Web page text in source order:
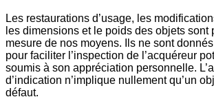
Les restaurations d’usage, les
les dimensions et le poids des objets sont
mesure de nos moyens. Ils ne sont
pour faciliter l’inspection de l’acquéreur
soumis à son appréciation personnelle.
d’indication n’implique nullement qu’un
défaut.